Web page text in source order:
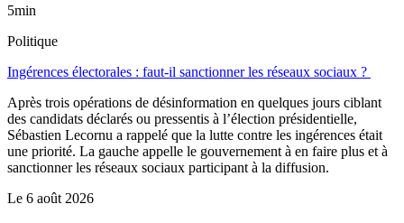
5min
Politique
Ingérences électorales : faut-il sanctionner les réseaux sociaux ?
Après trois opérations de désinformation en quelques jours ciblant
des candidats déclarés ou pressentis à l’élection présidentielle,
Sébastien Lecornu a rappelé que la lutte contre les ingérences était
une priorité. La gauche appelle le gouvernement à en faire plus et à
sanctionner les réseaux sociaux participant à la diffusion.
Le 6 août 2026